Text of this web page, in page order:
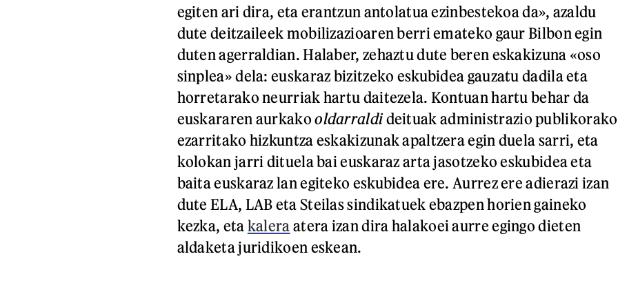
egiten ari dira, eta erantzun antolatua ezinbestekoa da», azaldu
dute deitzaileek mobilizazioaren berri emateko gaur Bilbon egin
duten agerraldian. Halaber, zehaztu dute beren eskakizuna «oso
sinplea» dela: euskaraz bizitzeko eskubidea gauzatu dadila eta
horretarako neurriak hartu daitezela. Kontuan hartu behar da
euskararen aurkakooldarraldi deituak administrazio publikorako
ezarritako hizkuntza eskakizunak apaltzera egin duela sarri, eta
kolokan jarri dituela bai euskaraz arta jasotzeko eskubidea eta
baita euskaraz lan egiteko eskubidea ere. Aurrez ere adierazi izan
dute ELA, LAB eta Steilas sindikatuek ebazpen horien gaineko
kezka, eta kalera atera izan dira halakoei aurre egingo dieten
aldaketa juridikoen eskean.